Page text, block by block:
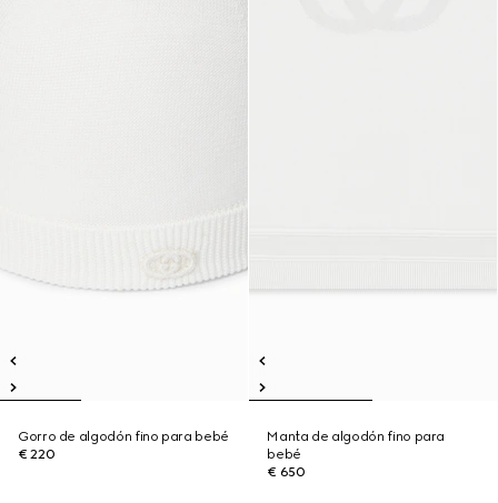
Gorro de algodón fino para bebé
€ 220
Manta de algodón fino para
bebé
€ 650